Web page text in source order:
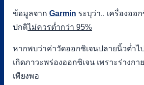
ข้อมูลจาก Garmin ระบุว่า.. เครื่องออ
ปกติไม่ควรต่ำกว่า 95%
หากพบว่าค่าวัดออกซิเจนปลายนิ้วต่ำไ
เกิดภาวะพร่องออกซิเจน เพราะร่างก
เพียงพอ